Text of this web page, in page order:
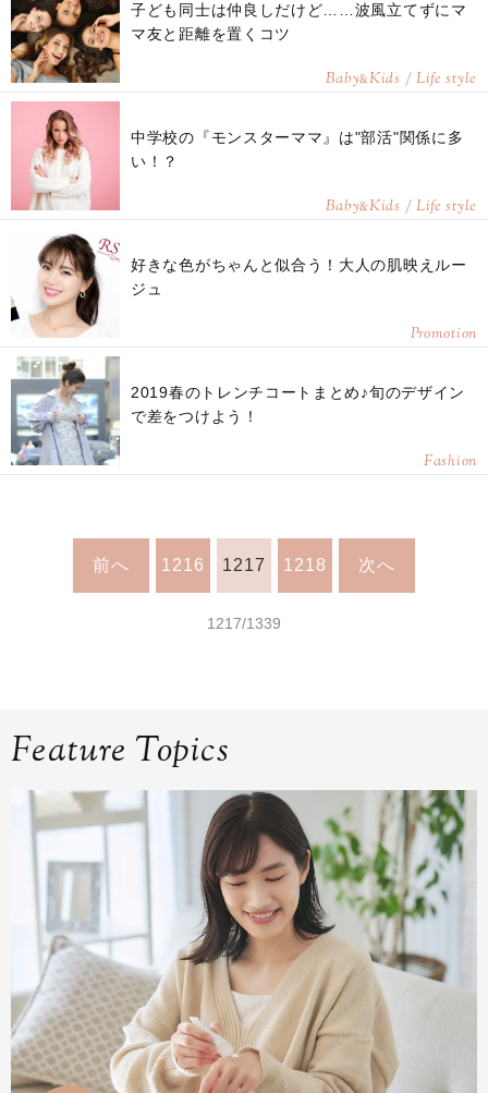
子ども同士は仲良しだけど……波風立てずにマ
マ友と距離を置くコツ
Baby&Kids / Life style
中学校の『モンスターママ』は"部活"関係に多
い！？
Baby&Kids / Life style
好きな色がちゃんと似合う！大人の肌映えルー
ジュ
Promotion
2019春のトレンチコートまとめ♪旬のデザイン
で差をつけよう！
Fashion
前へ 1216 1217 1218 次へ
1217/1339
Feature Topics